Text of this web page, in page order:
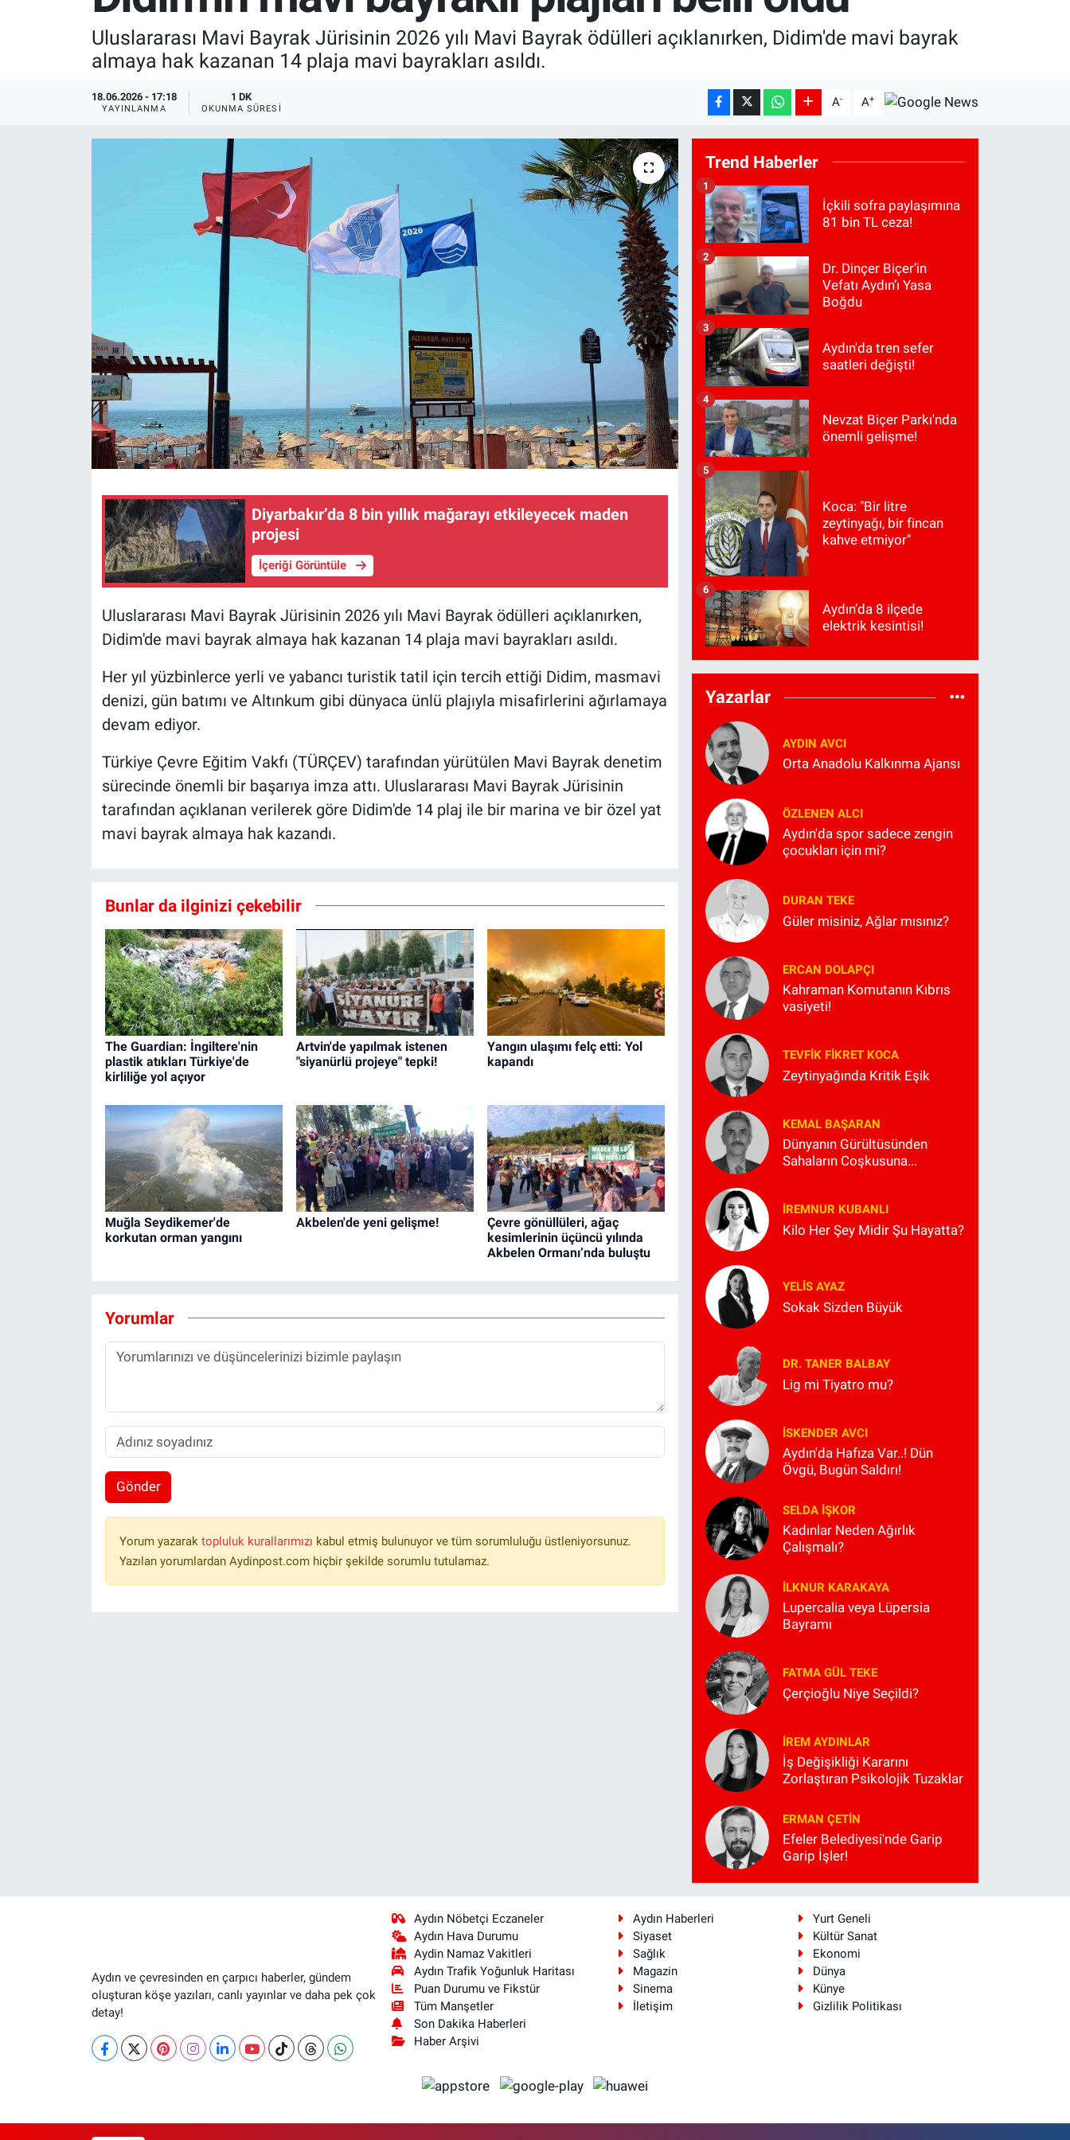
Uluslararası Mavi Bayrak Jürisinin 2026 yılı Mavi Bayrak ödülleri açıklanırken, Didim'de mavi bayrak
almaya hak kazanan 14 plaja mavi bayrakları asıldı.
18.06.2026 - 17:18
YAYINLANMA
1 DK
OKUNMA SÜRESI A- A+
Diyarbakır’da 8 bin yıllık mağarayı etkileyecek maden
projesi
İçeriği Görüntüle
Uluslararası Mavi Bayrak Jürisinin 2026 yılı Mavi Bayrak ödülleri açıklanırken,
Didim'de mavi bayrak almaya hak kazanan 14 plaja mavi bayrakları asıldı.
Her yıl yüzbinlerce yerli ve yabancı turistik tatil için tercih ettiği Didim, masmavi
denizi, gün batımı ve Altınkum gibi dünyaca ünlü plajıyla misafirlerini ağırlamaya
devam ediyor.
Türkiye Çevre Eğitim Vakfı (TÜRÇEV) tarafından yürütülen Mavi Bayrak denetim
sürecinde önemli bir başarıya imza attı. Uluslararası Mavi Bayrak Jürisinin
tarafından açıklanan verilerek göre Didim'de 14 plaj ile bir marina ve bir özel yat
mavi bayrak almaya hak kazandı.
Bunlar da ilginizi çekebilir
The Guardian: İngiltere'nin
plastik atıkları Türkiye'de
kirliliğe yol açıyor
Artvin'de yapılmak istenen
"siyanürlü projeye" tepki!
Yangın ulaşımı felç etti: Yol
kapandı
Muğla Seydikemer'de
korkutan orman yangını
Akbelen'de yeni gelişme!
Çevre gönüllüleri, ağaç
kesimlerinin üçüncü yılında
Akbelen Ormanı’nda buluştu
Yorumlar
Gönder
Yorum yazarak topluluk kurallarımızı kabul etmiş bulunuyor ve tüm sorumluluğu üstleniyorsunuz.
Yazılan yorumlardan Aydinpost.com hiçbir şekilde sorumlu tutulamaz.
Trend Haberler
İçkili sofra paylaşımına
81 bin TL ceza!
1
Dr. Dinçer Biçer’in
Vefatı Aydın’ı Yasa
Boğdu
2
Aydın'da tren sefer
saatleri değişti!
3
Nevzat Biçer Parkı'nda
önemli gelişme!
4
Koca: "Bir litre
zeytinyağı, bir fincan
kahve etmiyor"
5
Aydın’da 8 ilçede
elektrik kesintisi!
6
Yazarlar
AYDIN AVCI
Orta Anadolu Kalkınma Ajansı
ÖZLENEN ALCI
Aydın'da spor sadece zengin
çocukları için mi?
DURAN TEKE
Güler misiniz, Ağlar mısınız?
ERCAN DOLAPÇI
Kahraman Komutanın Kıbrıs
vasiyeti!
TEVFIK FIKRET KOCA
Zeytinyağında Kritik Eşik
KEMAL BAŞARAN
Dünyanın Gürültüsünden
Sahaların Coşkusuna...
İREMNUR KUBANLI
Kilo Her Şey Midir Şu Hayatta?
YELIS AYAZ
Sokak Sizden Büyük
DR. TANER BALBAY
Lig mi Tiyatro mu?
İSKENDER AVCI
Aydın'da Hafıza Var..! Dün
Övgü, Bugün Saldırı!
SELDA İŞKOR
Kadınlar Neden Ağırlık
Çalışmalı?
İLKNUR KARAKAYA
Lupercalia veya Lüpersia
Bayramı
FATMA GÜL TEKE
Çerçioğlu Niye Seçildi?
İREM AYDINLAR
İş Değişikliği Kararını
Zorlaştıran Psikolojik Tuzaklar
ERMAN ÇETIN
Efeler Belediyesi'nde Garip
Garip İşler!
Aydın ve çevresinden en çarpıcı haberler, gündem
oluşturan köşe yazıları, canlı yayınlar ve daha pek çok
detay!
Aydın Nöbetçi Eczaneler
Aydın Hava Durumu
Aydin Namaz Vakitleri
Aydın Trafik Yoğunluk Haritası
Puan Durumu ve Fikstür
Tüm Manşetler
Son Dakika Haberleri
Haber Arşivi
Aydın Haberleri
Yurt Geneli
Siyaset
Kültür Sanat
Sağlık
Ekonomi
Magazin
Dünya
Sinema
Künye
İletişim
Gizlilik Politikası
RESMİ İLANLAR